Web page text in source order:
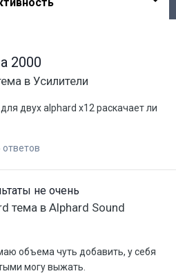
2000
в Усилители
двух alphard x12 раскачает ли
ответов
не очень
тема в Alphard Sound
объема чуть добавить, у себя
могу выжать.